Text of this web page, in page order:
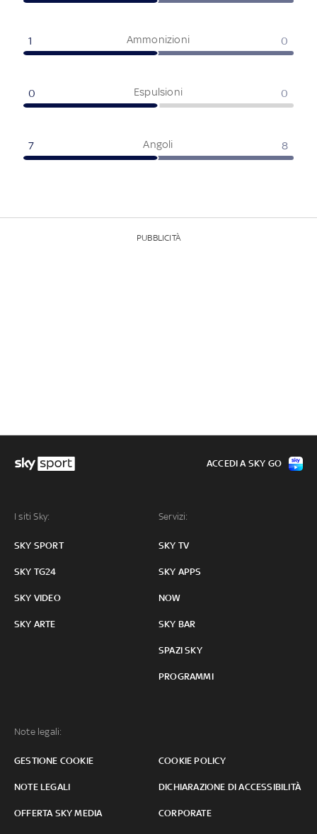
Ammonizioni
1 0
Espulsioni
0 0
Angoli
7 8
PUBBLICITÀ
I siti Sky:
SKY SPORT
SKY TG24
SKY VIDEO
SKY ARTE
Servizi:
SKY TV
SKY APPS
NOW
SKY BAR
SPAZI SKY
PROGRAMMI
Note legali:
GESTIONE COOKIE COOKIE POLICY
NOTE LEGALI DICHIARAZIONE DI ACCESSIBILITÀ
OFFERTA SKY MEDIA CORPORATE
ACCEDI A SKY GO